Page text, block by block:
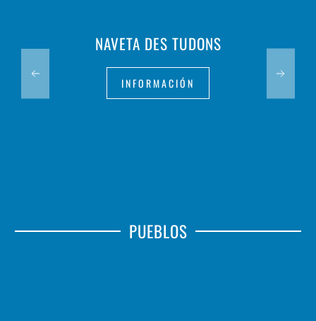
NAVETA DES TUDONS
INFORMACIÓN
PUEBLOS